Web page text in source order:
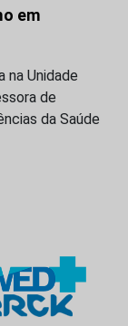
em
na Unidade
de
da Saúde